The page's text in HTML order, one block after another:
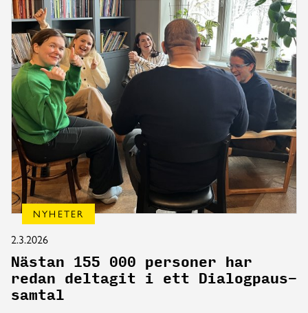
NYHETER
2.3.2026
Nästan 155 000 personer har
redan deltagit i ett Dialogpaus-
samtal